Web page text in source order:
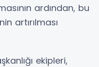
ardından, bu
artırılması
ekipleri,